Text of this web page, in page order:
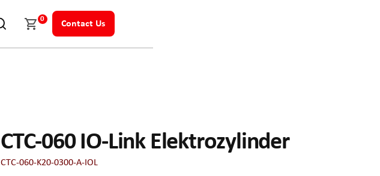
0 Contact Us
CTC-060 IO-Link Elektrozylinder
CTC-060-K20-0300-A-IOL